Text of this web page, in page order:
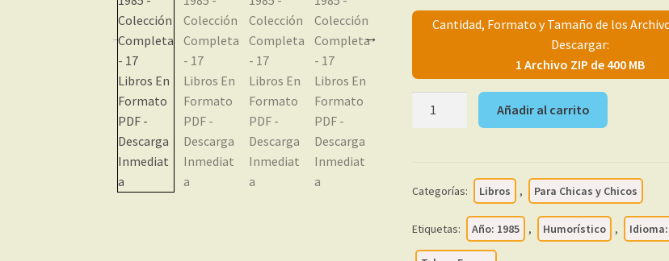
Cantidad, Formato y Tamaño de los
Descargar:
1 Archivo ZIP de 400 MB
Crisp
Y
Añadir al carrito
Categorías: Libros , Para Chicas y Chicos
Etiquetas: Año: 1985 , Humorístico ,